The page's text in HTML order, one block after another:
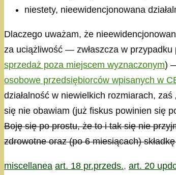
niestety, nieewidencjonowana
Dlaczego uważam, że
za uciążliwość — zwłaszcza w
sprzedaż poza miejscem wyznaczonym)
osobowe przedsiębiorców wpisanych w
działalność w niewielkich rozmiarach,
się nie obawiam (już fiskus powinien się
Boję się po prostu, że to i tak się nie
zdrowotne oraz (po 6 miesiącach)
Kategorie
miscellanea Tagi
art. 18 pr.przeds., art. 20